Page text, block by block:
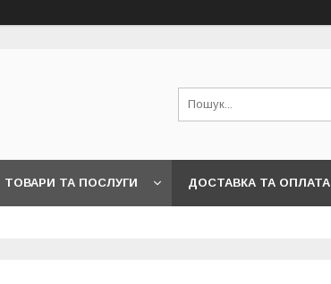
ТОВАРИ ТА ПОСЛУГИ ДОСТАВКА ТА ОПЛАТА